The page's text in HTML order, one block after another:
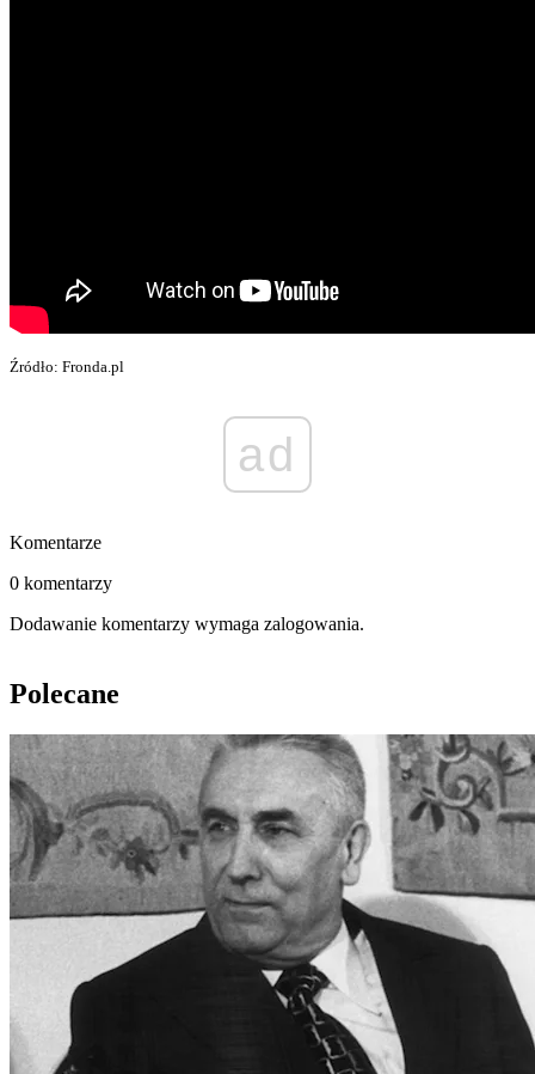
Źródło: Fronda.pl
ad
Komentarze
0 komentarzy
Dodawanie komentarzy wymaga zalogowania.
Polecane